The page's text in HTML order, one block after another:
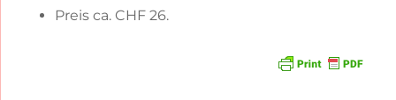
Preis ca. CHF 26.